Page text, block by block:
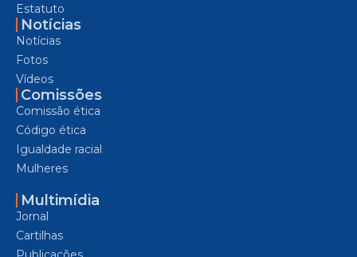
Estatuto
Notícias
Notícias
Fotos
Vídeos
Comissões
Comissão ética
Código ética
Igualdade racial
Mulheres
Multimídia
Jornal
Cartilhas